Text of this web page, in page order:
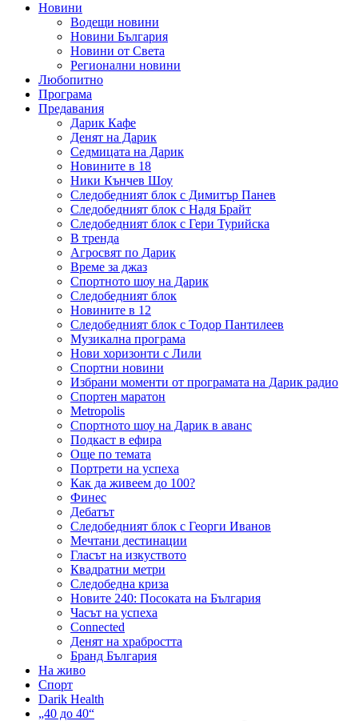
Новини
Водещи новини
Новини България
Новини от Света
Регионални новини
Любопитно
Програма
Предавания
Дарик Кафе
Денят на Дарик
Седмицата на Дарик
Новините в 18
Ники Кънчев Шоу
Следобедният блок с Димитър Панев
Следобедният блок с Надя Брайт
Следобедният блок с Гери Турийска
В тренда
Агросвят по Дарик
Време за джаз
Спортното шоу на Дарик
Следобедният блок
Новините в 12
Следобедният блок с Тодор Пантилеев
Музикална програма
Нови хоризонти с Лили
Спортни новини
Избрани моменти от програмата на Дарик радио
Спортен маратон
Metropolis
Спортното шоу на Дарик в аванс
Подкаст в ефира
Още по темата
Портрети на успеха
Как да живеем до 100?
Финес
Дебатът
Следобедният блок с Георги Иванов
Мечтани дестинации
Гласът на изкуството
Квадратни метри
Следобедна криза
Новите 240: Посоката на България
Часът на успеха
Connected
Денят на храбростта
Бранд България
На живо
Спорт
Darik Health
„40 до 40“